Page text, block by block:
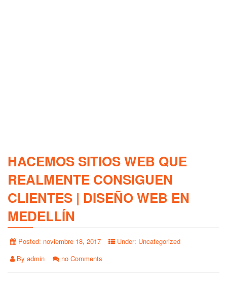
HACEMOS SITIOS WEB QUE
REALMENTE CONSIGUEN
CLIENTES | DISEÑO WEB EN
MEDELLÍN
Posted: noviembre 18, 2017 Under: Uncategorized
By admin no Comments